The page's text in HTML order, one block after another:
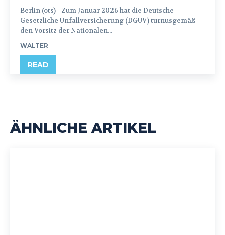
Berlin (ots) - Zum Januar 2026 hat die Deutsche
Gesetzliche Unfallversicherung (DGUV) turnusgemäß
den Vorsitz der Nationalen...
WALTER
READ
ÄHNLICHE ARTIKEL